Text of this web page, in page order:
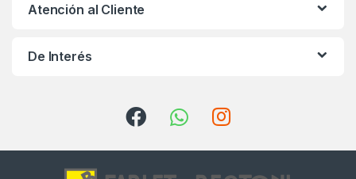
Atención al Cliente
De Interés